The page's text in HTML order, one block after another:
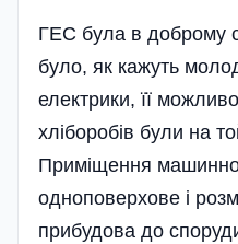
ГЕС була в доброму
було, як кажуть
електрики, її
хліборобів були на
Приміщення
одноповерхове і
прибудова до